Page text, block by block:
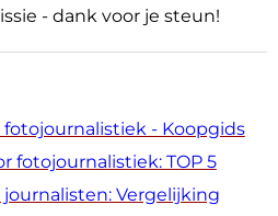
- dank voor je steun!
fotojournalistiek - Koopgids
fotojournalistiek: TOP 5
journalisten: Vergelijking